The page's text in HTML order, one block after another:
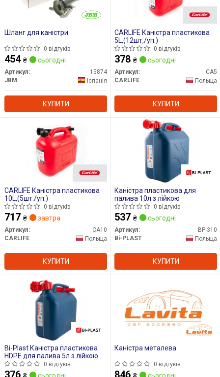
Шланг для каністри
0 відгуків
454 ₴ сьогодні
Артикул:
15874
JBM
Іспанія
КУПИТИ
CARLIFE Каністра пластикова
5L,(12шт,/уп.)
0 відгуків
378 ₴ сьогодні
Артикул:
CA5
CARLIFE
Польща
КУПИТИ
CARLIFE Каністра пластикова
10L,(5шт./уп.)
0 відгуків
717 ₴ завтра
Артикул:
CA10
CARLIFE
Польща
КУПИТИ
Каністра пластикова для
палива 10л з лійкою
0 відгуків
537 ₴ сьогодні
Артикул:
BP-310
Bi-PLAST
Польща
КУПИТИ
Bi-Plast Каністра пластикова
HDPE для палива 5л з лійкою
0 відгуків
376
Каністра металева
0 відгуків
846